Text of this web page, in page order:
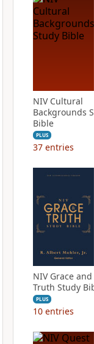
NIV Cultural
Backgrounds
Bible
PLUS
37 entries
NIV Grace and
Truth Study
PLUS
10 entries